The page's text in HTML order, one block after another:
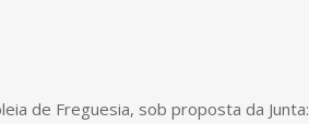
de Freguesia, sob proposta da Junta: